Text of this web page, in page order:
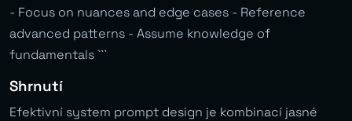
- Focus on nuances and edge cases - Reference
advanced patterns - Assume knowledge of
fundamentals ```
Shrnutí
Efektivní system prompt design je kombinací jasné